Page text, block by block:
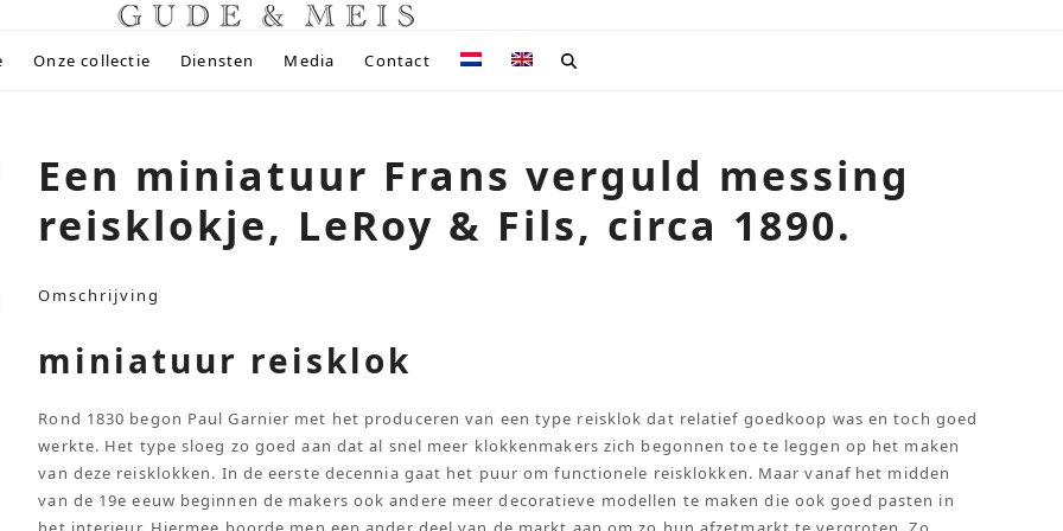
Onze collectie Diensten Media Contact
Een miniatuur Frans verguld messing
reisklokje, LeRoy & Fils, circa 1890.
Omschrijving
miniatuur reisklok
Rond 1830 begon Paul Garnier met het produceren van een type reisklok dat relatief goedkoop was en toch goed
werkte. Het type sloeg zo goed aan dat al snel meer klokkenmakers zich begonnen toe te leggen op het maken
van deze reisklokken. In de eerste decennia gaat het puur om functionele reisklokken. Maar vanaf het midden
van de 19e eeuw beginnen de makers ook andere meer decoratieve modellen te maken die ook goed pasten in